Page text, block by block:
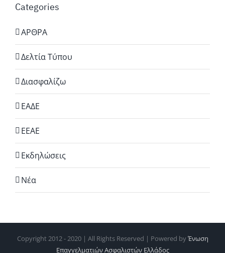
Categories
ΑΡΘΡΑ
Δελτία Τύπου
Διασφαλίζω
ΕΑΔΕ
ΕΕΑΕ
Εκδηλώσεις
Νέα
Copyright 2012 - 2020 | All Rights Reserved | Powered byΈνωση
Επαγγελματιών Ασφαλιστών Ελλάδος